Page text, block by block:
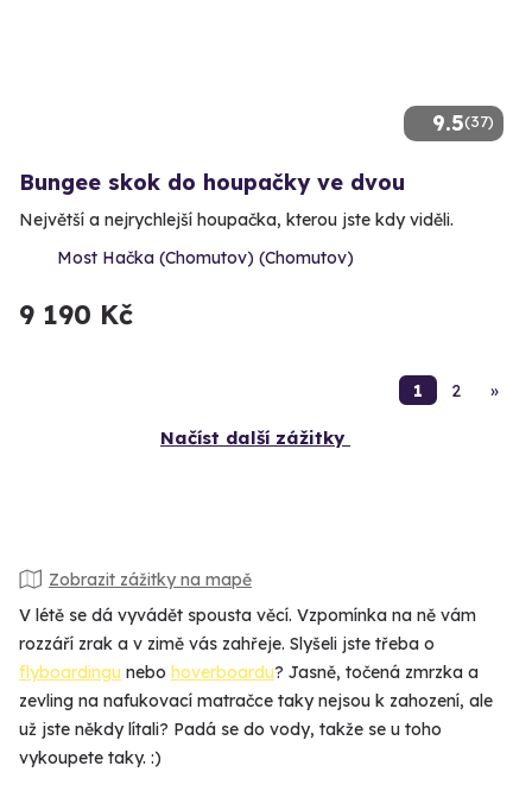
9.5(37)
Bungee skok do houpačky ve dvou
Největší a nejrychlejší houpačka, kterou jste kdy viděli.
Most Hačka (Chomutov) (Chomutov)
9 190 Kč
1 2 »
Načíst další zážitky
Zobrazit zážitky na mapě
V létě se dá vyvádět spousta věcí. Vzpomínka na ně vám
rozzáří zrak a v zimě vás zahřeje. Slyšeli jste třeba o
flyboardingu nebo hoverboardu? Jasně, točená zmrzka a
zevling na nafukovací matračce taky nejsou k zahození, ale
už jste někdy lítali? Padá se do vody, takže se u toho
vykoupete taky. :)